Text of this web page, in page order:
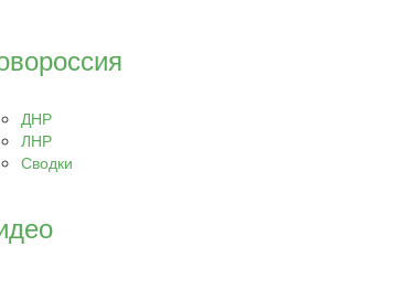
ДНР
ЛНР
Сводки